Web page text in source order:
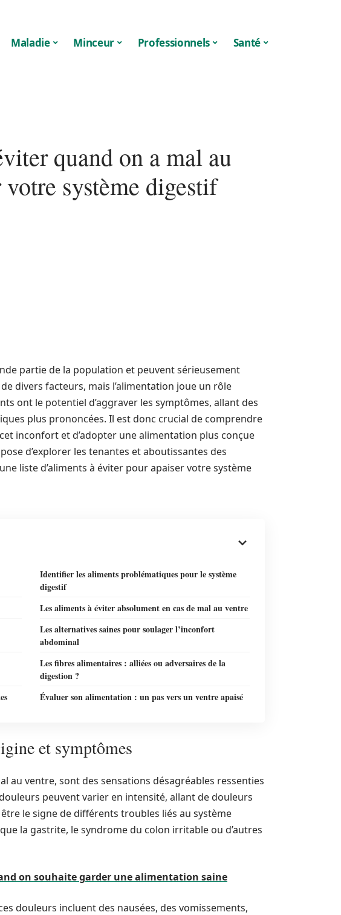
Maladie Minceur Professionnels Santé
quand on a mal au
système digestif
partie de la population et peuvent sérieusement
divers facteurs, mais l’alimentation joue un rôle
ont le potentiel d’aggraver les symptômes, allant des
plus prononcées. Il est donc crucial de comprendre
inconfort et d’adopter une alimentation plus conçue
d’explorer les tenantes et aboutissantes des
liste d’aliments à éviter pour apaiser votre système
Identifier les aliments problématiques pour le système
digestif
Les aliments à éviter absolument en cas de mal au ventre
Les alternatives saines pour soulager l’inconfort
abdominal
Les fibres alimentaires : alliées ou adversaires de la
digestion ?
Évaluer son alimentation : un pas vers un ventre apaisé
et symptômes
au ventre, sont des sensations désagréables ressenties
peuvent varier en intensité, allant de douleurs
le signe de différents troubles liés au système
la gastrite, le syndrome du colon irritable ou d’autres
on souhaite garder une alimentation saine
douleurs incluent des nausées, des vomissements,